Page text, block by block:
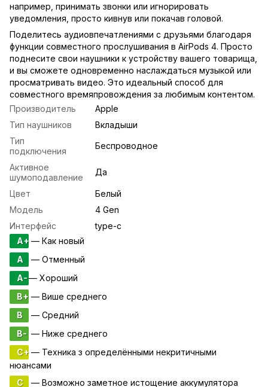
например, принимать звонки или игнорировать
уведомления, просто кивнув или покачав головой.
Поделитесь аудиовпечатлениями с друзьями благодаря
функции совместного прослушивания в AirPods 4. Просто
поднесите свои наушники к устройству вашего товарища,
и вы сможете одновременно наслаждаться музыкой или
просматривать видео. Это идеальный способ для
совместного времяпровождения за любимым контентом.
Производитель
Apple
Тип наушников
Вкладыши
Тип
подключения
Беспроводное
Активное
шумоподавление
Да
Цвет
Белый
Модель
4 Gen
Интерфейс
type-c
A+— Как новый
A
— Отменный
A-— Хороший
B+ — Више среднего
B
— Средний
B- — Ниже среднего
C+— Техника з определёнными некритичными
нюансами
C
— Возможно заметное истощение аккумулятора